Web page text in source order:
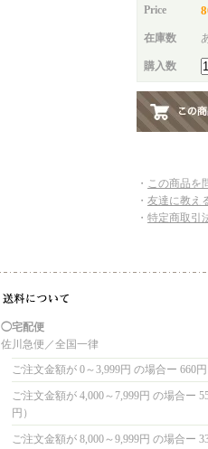
Price
在庫数
購入数
・ この商品を
・ 友達に教え
・ 特定商取引
◯宅配便
佐川急便／全国一律
ご注文金額が 0～3,999円 の場合ー 660円
ご注文金額が 4,000～7,999円 の場合ー
円）
ご注文金額が 8,000～9,999円 の場合ー